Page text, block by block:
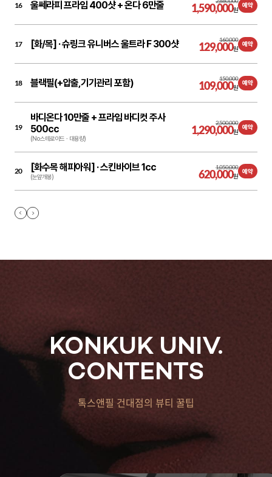
16 울쎄라피 프라임 400샷 + 온다 6만줄 1,590,000원
예약
17 [화/목] ·슈링크 유니버스 울트라 F 300샷 160,000
129,000원
예약
18 블랙필(+압출,기기관리 포함) 150,000
109,000원
예약
19
바디온다 10만줄 + 프라임 바디컷 주사
500cc
(No 스테로이드ㆍ대용량)
2,500,000
1,290,000원
예약
20 [화수목 해피아워] ·스킨바이브 1cc
(눈앞개봉)
1,050,000
620,000원
예약
KONKUK UNIV.
CONTENTS
톡스앤필 건대점의 뷰티 꿀팁